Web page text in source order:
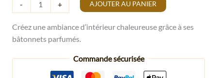
- + AJOUTER AU PANIER
Créez une ambiance d’intérieur chaleureuse grâce à ses
bâtonnets parfumés.
Commande sécurisée